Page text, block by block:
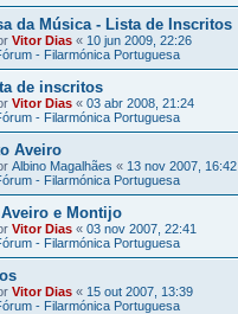
da Música - Lista de Inscritos
Vitor Dias « 10 jun 2009, 22:26
- Filarmónica Portuguesa
de inscritos
Vitor Dias « 03 abr 2008, 21:24
- Filarmónica Portuguesa
Aveiro
Albino Magalhães « 13 nov 2007, 16:42
- Filarmónica Portuguesa
e Montijo
Vitor Dias « 03 nov 2007, 22:41
- Filarmónica Portuguesa
Vitor Dias « 15 out 2007, 13:39
- Filarmónica Portuguesa